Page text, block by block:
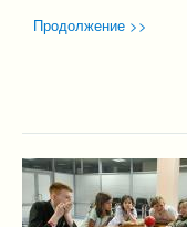
Продолжение >>